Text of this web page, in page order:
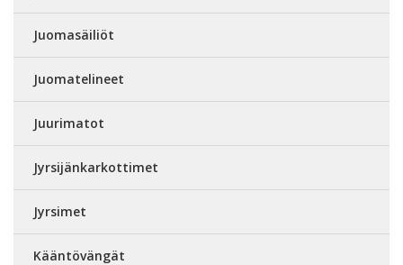
Juomasäiliöt
Juomatelineet
Juurimatot
Jyrsijänkarkottimet
Jyrsimet
Kääntövängät